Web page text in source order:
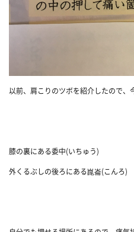
以前、肩こりのツボを紹介したので、
膝の裏にある委中(いちゅう)
外くるぶしの後ろにある崑崙(こんろ)